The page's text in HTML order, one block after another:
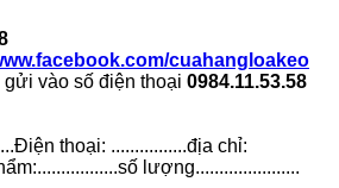
cuahangloakeo
gửi vào số điện thoại 0984.11.53.58
thoại: ................địa chỉ:
lượng......................